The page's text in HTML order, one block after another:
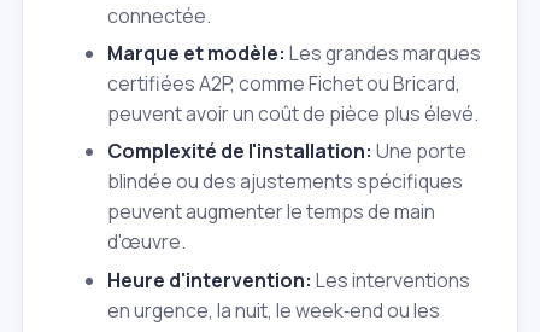
connectée.
Marque et modèle: Les grandes marques
certifiées A2P, comme Fichet ou Bricard,
peuvent avoir un coût de pièce plus élevé.
Complexité de l'installation: Une porte
blindée ou des ajustements spécifiques
peuvent augmenter le temps de main
d'œuvre.
Heure d'intervention: Les interventions
en urgence, la nuit, le week‑end ou les